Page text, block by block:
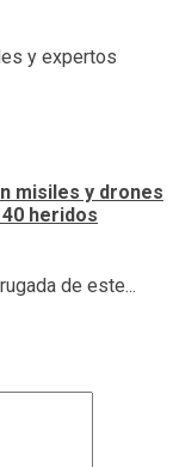
y expertos
misiles y drones
heridos
de este...